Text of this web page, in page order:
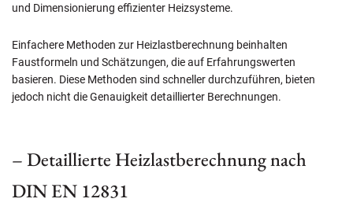
und Dimensionierung effizienter Heizsysteme.
Einfachere Methoden zur Heizlastberechnung beinhalten
Faustformeln und Schätzungen, die auf Erfahrungswerten
basieren. Diese Methoden sind schneller durchzuführen, bieten
jedoch nicht die Genauigkeit detaillierter Berechnungen.
– Detaillierte Heizlastberechnung nach
DIN EN 12831